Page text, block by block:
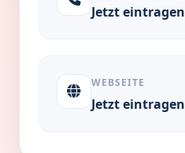
Jetzt eintragen
WEBSEITE
Jetzt eintragen